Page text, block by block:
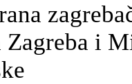
Zagreba i